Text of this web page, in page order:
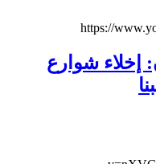
https://
إخلاء شوارع